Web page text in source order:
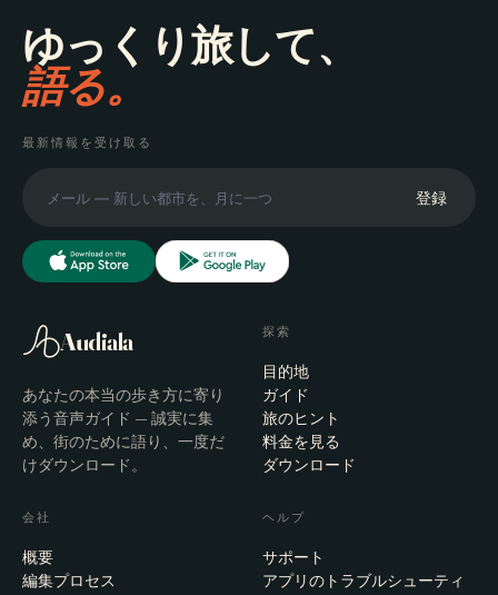
ゆっくり旅して、
語る。
最新情報を受け取る
登録
Audiala
あなたの本当の歩き方に寄り
添う音声ガイド — 誠実に集
め、街のために語り、一度だ
けダウンロード。
探索
目的地
ガイド
旅のヒント
料金を見る
ダウンロード
会社
概要
編集プロセス
ヘルプ
サポート
アプリのトラブルシューティ